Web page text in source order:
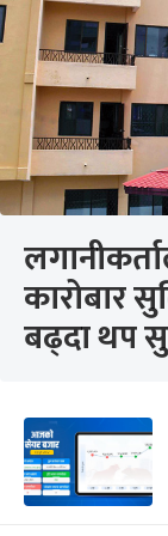
कारोबार
बढ्दा थप